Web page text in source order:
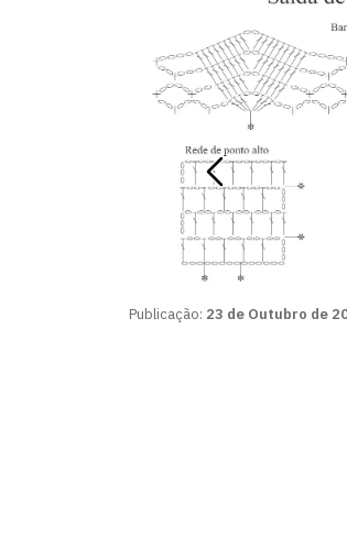
Publicação: 23 de Outubro de